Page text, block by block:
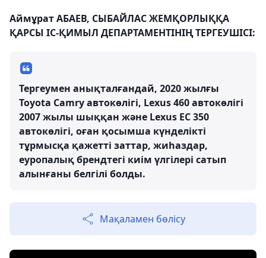
Аймұрат АБАЕВ, СЫБАЙЛАС ЖЕМҚОРЛЫҚҚА
ҚАРСЫ ІС-ҚИМЫЛ ДЕПАРТАМЕНТІНІҢ ТЕРГЕУШІСІ:
Тергеумен анықталғандай, 2020 жылғы
Toyota Camry автокөлігі, Lexus 460 автокөлігі
2007 жылы шыққан және Lexus ЕС 350
автокөлігі, оған қосымша күнделікті
тұрмысқа қажетті заттар, жиһаздар,
еуропалық брендтегі киім үлгілері сатып
алынғаны белгілі болды.
Мақаламен бөлісу